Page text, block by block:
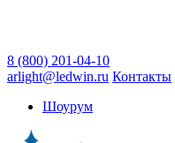
8 (800) 201-04-10
arlight@ledwin.ru Контакты
Шоурум